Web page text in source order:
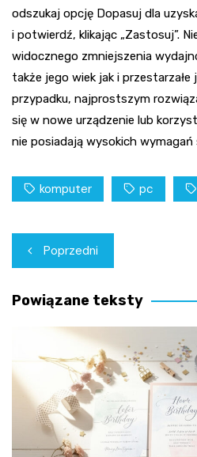
odszukaj opcję Dopasuj dla
i potwierdź, klikając „Zastosuj”.
widocznego zmniejszenia
także jego wiek jak i przestarzałe
przypadku, najprostszym
się w nowe urządzenie lub
nie posiadają wysokich
komputer pc
Nawigacja
wpisu
Poprzedni
Powiązane teksty